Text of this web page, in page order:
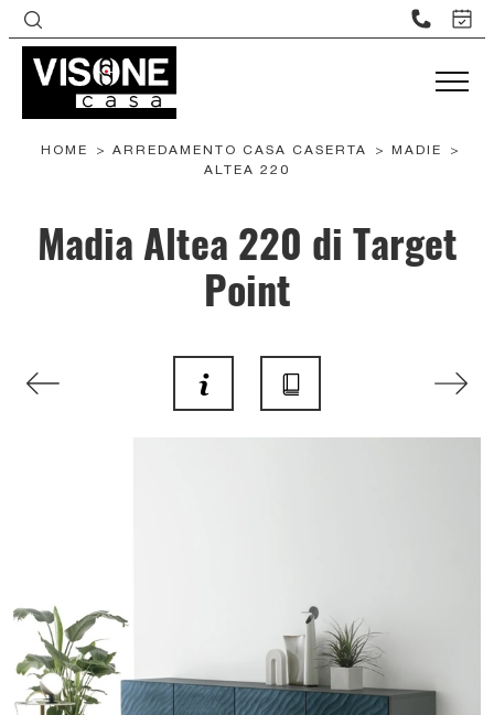
HOME > ARREDAMENTO CASA CASERTA > MADIE
>
ALTEA 220
Madia Altea 220 di Target
Point